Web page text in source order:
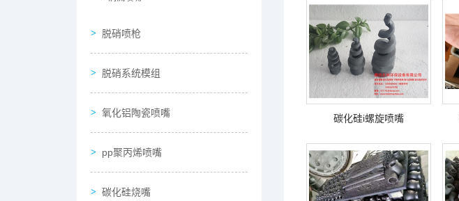
脱硝喷枪
脱硝系统模组
氧化铝陶瓷喷嘴
pp聚丙烯喷嘴
碳化硅烧嘴
碳化硅i螺旋喷嘴